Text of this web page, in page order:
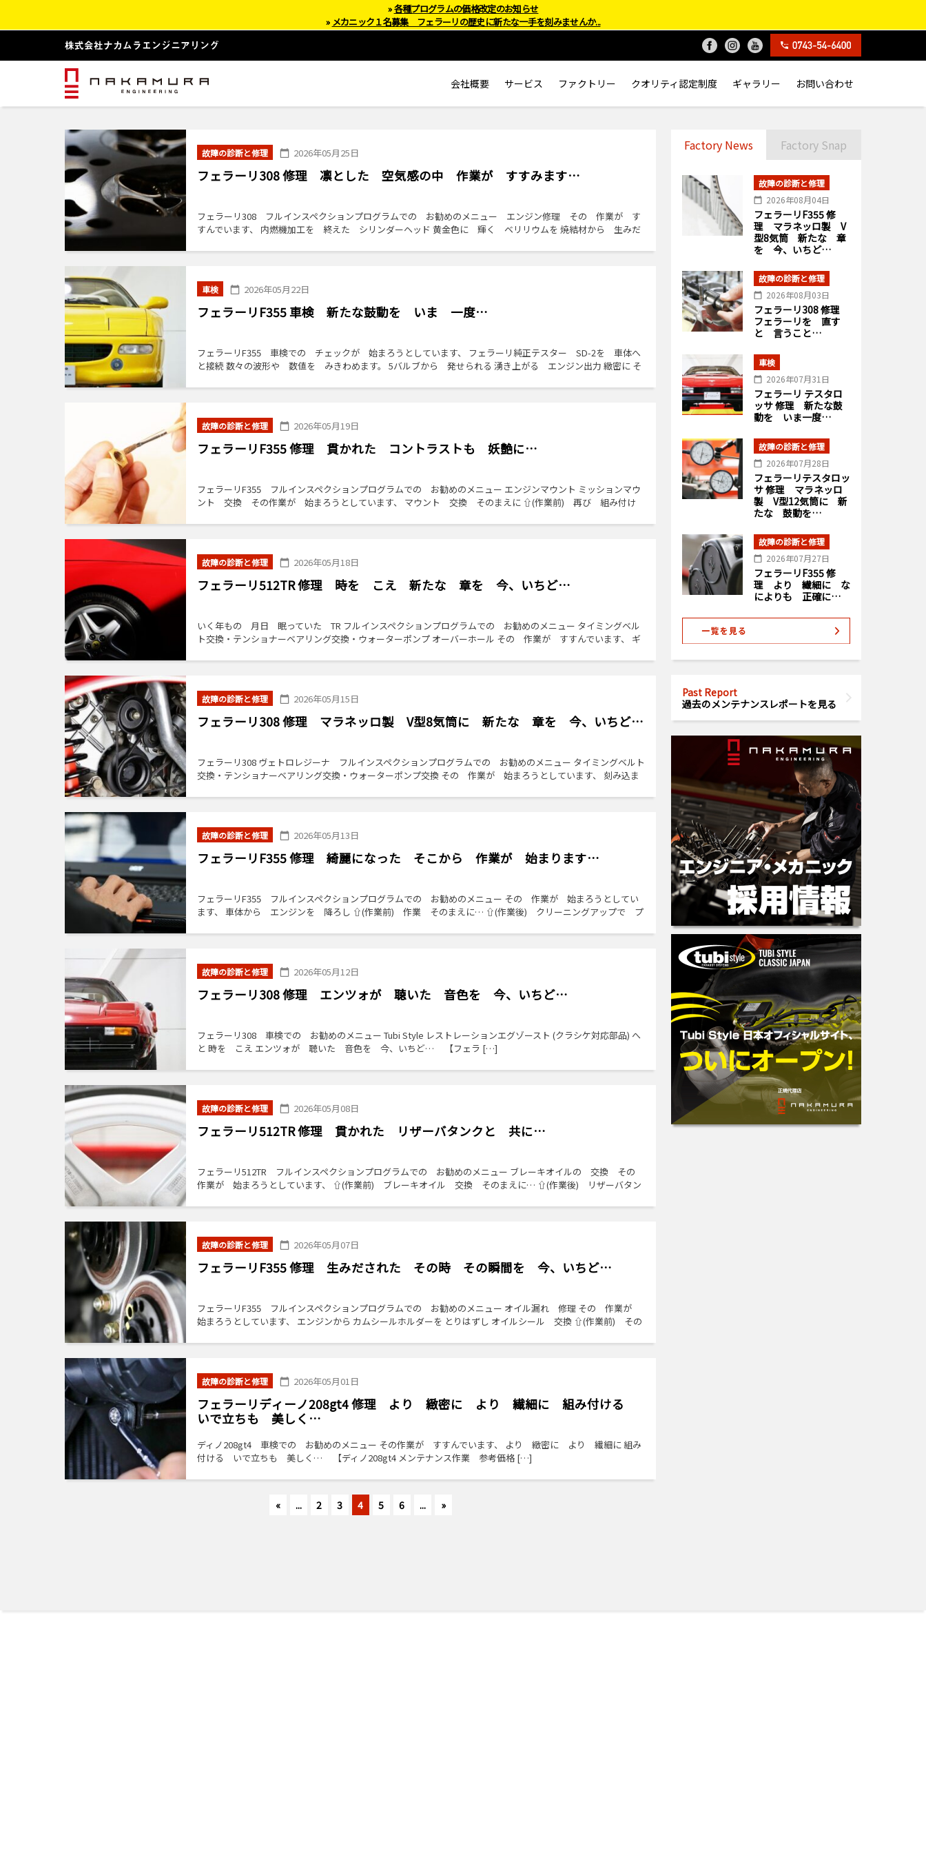
会社概要 サービス ファクトリー クオリティ認定制度 ギャラリー お問い合わせ
故障の診断と修理 2026年05月25日
フェラーリ308 修理 凛とした 空気感の中 作業が すすみます…
フェラーリ308 フルインスペクションプログラムでの お勧めのメニュー エンジン修理 その 作業が す
すんでいます、 内燃機加工を 終えた シリンダーヘッド 黄金色に 輝く ベリリウムを 焼結材から 生みだ
車検 2026年05月22日
フェラーリF355 車検 新たな鼓動を いま 一度…
フェラーリF355 車検での チェックが 始まろうとしています、 フェラーリ純正テスター SD-2を 車体へ
と接続 数々の波形や 数値を みきわめます。 5バルブから 発せられる 湧き上がる エンジン出力 緻密に そ
故障の診断と修理 2026年05月19日
フェラーリF355 修理 貫かれた コントラストも 妖艶に…
フェラーリF355 フルインスペクションプログラムでの お勧めのメニュー エンジンマウント ミッションマウ
ント 交換 その作業が 始まろうとしています、 マウント 交換 そのまえに ⇧(作業前) 再び 組み付け
故障の診断と修理 2026年05月18日
フェラーリ512TR 修理 時を こえ 新たな 章を 今、いちど…
いく年もの 月日 眠っていた TR フルインスペクションプログラムでの お勧めのメニュー タイミングベル
ト交換・テンショナーベアリング交換・ウォーターポンプ オーバーホール その 作業が すすんでいます、 ギ
故障の診断と修理 2026年05月15日
フェラーリ308 修理 マラネッロ製 V型8気筒に 新たな 章を 今、いちど…
フェラーリ308 ヴェトロレジーナ フルインスペクションプログラムでの お勧めのメニュー タイミングベルト
交換・テンショナーベアリング交換・ウォーターポンプ交換 その 作業が 始まろうとしています、 刻み込ま
故障の診断と修理 2026年05月13日
フェラーリF355 修理 綺麗になった そこから 作業が 始まります…
フェラーリF355 フルインスペクションプログラムでの お勧めのメニュー その 作業が 始まろうとしてい
ます、 車体から エンジンを 降ろし ⇧(作業前) 作業 そのまえに… ⇧(作業後) クリーニングアップで プ
故障の診断と修理 2026年05月12日
フェラーリ308 修理 エンツォが 聴いた 音色を 今、いちど…
フェラーリ308 車検での お勧めのメニュー Tubi Style レストレーションエグゾースト (クラシケ対応部品) へ
と 時を こえ エンツォが 聴いた 音色を 今、いちど… 【フェラ […]
故障の診断と修理 2026年05月08日
フェラーリ512TR 修理 貫かれた リザーバタンクと 共に…
フェラーリ512TR フルインスペクションプログラムでの お勧めのメニュー ブレーキオイルの 交換 その
作業が 始まろうとしています、 ⇧(作業前) ブレーキオイル 交換 そのまえに… ⇧(作業後) リザーバタン
故障の診断と修理 2026年05月07日
フェラーリF355 修理 生みだされた その時 その瞬間を 今、いちど…
フェラーリF355 フルインスペクションプログラムでの お勧めのメニュー オイル漏れ 修理 その 作業が
始まろうとしています、 エンジンから カムシールホルダーを とりはずし オイルシール 交換 ⇧(作業前) その
故障の診断と修理 2026年05月01日
フェラーリディーノ208gt4 修理 より 緻密に より 繊細に 組み付ける
いで立ちも 美しく…
ディノ208gt4 車検での お勧めのメニュー その作業が すすんでいます、 より 緻密に より 繊細に 組み
付ける いで立ちも 美しく… 【ディノ208gt4 メンテナンス作業 参考価格 […]
« ... 2 3 4 5 6 ... »
Factory News Factory Snap
故障の診断と修理
2026年08月04日
フェラーリF355 修
理 マラネッロ製 V
型8気筒 新たな 章
を 今、いちど…
故障の診断と修理
2026年08月03日
フェラーリ308 修理
フェラーリを 直す
と 言うこと…
車検
2026年07月31日
フェラーリ テスタロ
ッサ 修理 新たな鼓
動を いま一度…
故障の診断と修理
2026年07月28日
フェラーリテスタロッ
サ 修理 マラネッロ
製 V型12気筒に 新
たな 鼓動を…
故障の診断と修理
2026年07月27日
フェラーリF355 修
理 より 繊細に な
によりも 正確に…
Past Report
過去のメンテナンスレポートを見る
»各種プログラムの価格改定のお知らせ
» メカニック１名募集 フェラーリの歴史に新たな一手を刻みませんか...